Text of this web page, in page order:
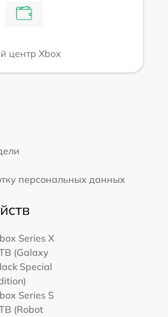
центр Xbox
персональных данных
Series X
(Galaxy
Special
Series S
(Robot